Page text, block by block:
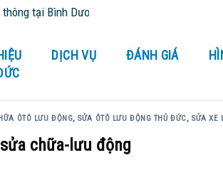
và tỉnh thành lân cận - Cứu Hộ 24/24
DỊCH VỤ ĐÁNH GIÁ
ÔTÔ LƯU ĐỘNG,SỬA ÔTÔ LƯU ĐỘNG THỦ ĐỨC, SỬA XE
chữa-lưu động